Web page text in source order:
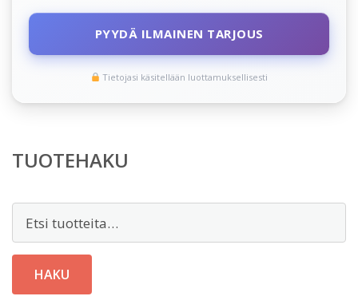
PYYDÄ ILMAINEN TARJOUS
Tietojasi käsitellään luottamuksellisesti
TUOTEHAKU
HAKU